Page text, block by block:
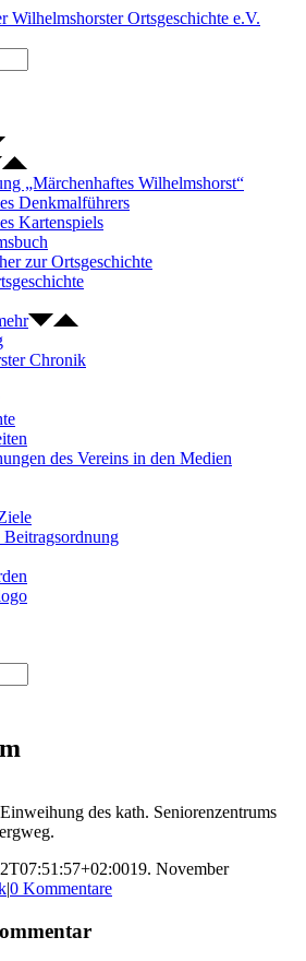
„Märchenhaftes Wilhelmshorst“
Denkmalführers
Kartenspiels
zur Ortsgeschichte
Chronik
des Vereins in den Medien
Beitragsordnung
des kath. Seniorenzentrums
19. November
|0 Kommentare